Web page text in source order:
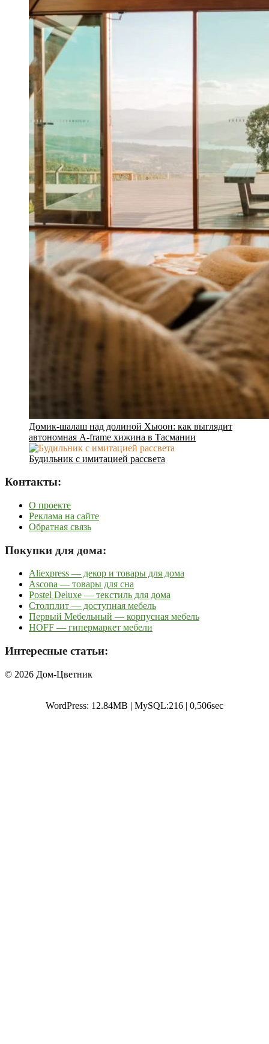
Домик-шалаш над долиной Хьюон: как выглядит
автономная A-frame хижина в Тасмании
Будильник с имитацией рассвета
Контакты:
О проекте
Реклама на сайте
Обратная связь
Покупки для дома:
Aliexpress — декор и товары для дома
Ascona — товары для сна
Postel Deluxe — текстиль для дома
Столплит — доступная мебель
Первый Мебельный — корпусная мебель
HOFF — гипермаркет мебели
Интересные статьи:
© 2026 Дом-Цветник
WordPress: 12.84MB | MySQL:216 | 0,506sec